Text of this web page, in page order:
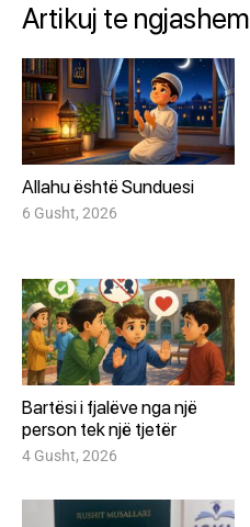
Artikuj te ngjashem
Allahu është Sunduesi
6 Gusht, 2026
Bartësi i fjalëve nga një
person tek një tjetër
4 Gusht, 2026